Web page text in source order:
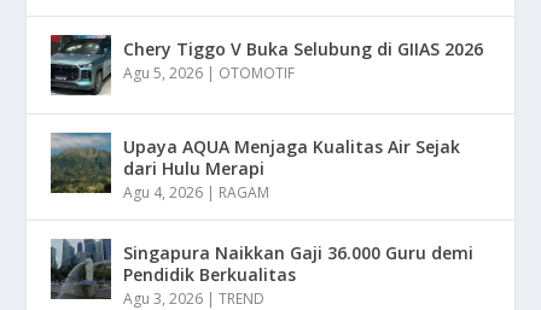
Chery Tiggo V Buka Selubung di GIIAS 2026
Agu 5, 2026 | OTOMOTIF
Upaya AQUA Menjaga Kualitas Air Sejak
dari Hulu Merapi
Agu 4, 2026 | RAGAM
Singapura Naikkan Gaji 36.000 Guru demi
Pendidik Berkualitas
Agu 3, 2026 |TREND